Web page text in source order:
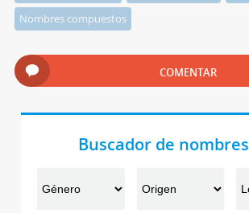
Nombres compuestos
COMENTAR
Buscador de nombres